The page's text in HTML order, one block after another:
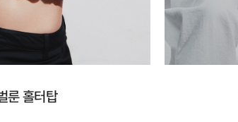
룬 홀터탑